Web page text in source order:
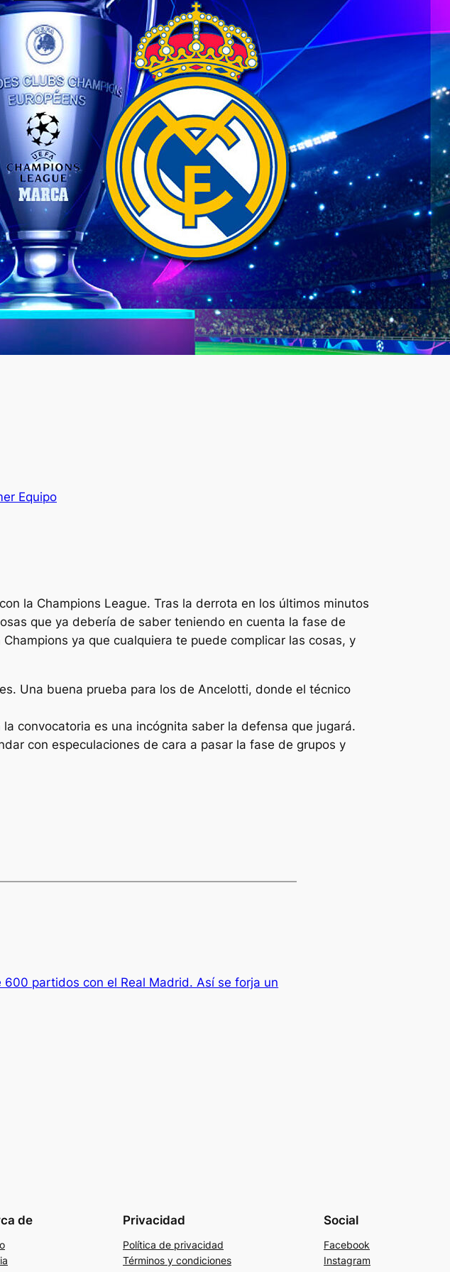
Equipo
la Champions League. Tras la derrota en los últimos minutos
que ya debería de saber teniendo en cuenta la fase de
ya que cualquiera te puede complicar las cosas, y
Una buena prueba para los de Ancelotti, donde el técnico
convocatoria es una incógnita saber la defensa que jugará.
con especulaciones de cara a pasar la fase de grupos y
600 partidos con el Real Madrid. Así se forja un
de Privacidad
Política de privacidad
Términos y condiciones
Social
Facebook
Instagram